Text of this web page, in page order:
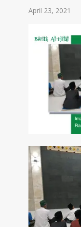
April 23, 2021